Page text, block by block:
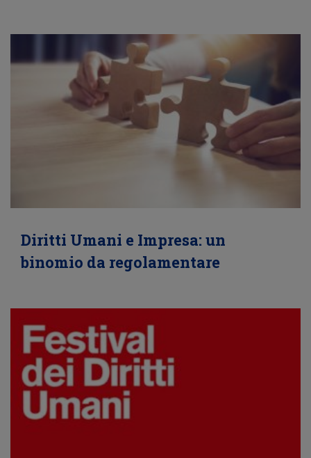
Diritti Umani e Impresa: un
binomio da regolamentare